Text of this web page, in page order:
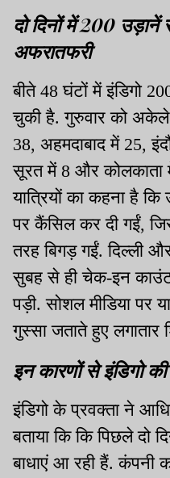
दो दिनों में 200 उड़ानें
अफरातफरी
बीते 48 घंटों में इंडिगो
चुकी है. गुरुवार को
38, अहमदाबाद में 25,
सूरत में 8 और कोलकाता
यात्रियों का कहना है
पर कैंसिल कर दी गईं,
तरह बिगड़ गईं. दिल्ली और
सुबह से ही चेक-इन
पड़ी. सोशल मीडिया पर
गुस्सा जताते हुए लगातार
इन कारणों से इंडिगो
इंडिगो के प्रवक्ता ने
बताया कि कि पिछले दो
बाधाएं आ रही हैं. कंपनी